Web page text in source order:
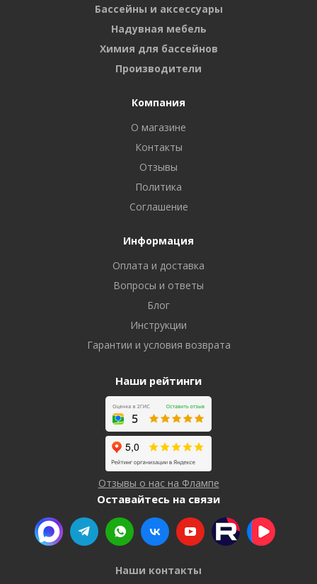
Бассейны и аксессуары
Надувная мебель
Химия для бассейнов
Производители
Компания
О магазине
Контакты
Отзывы
Политика
Соглашение
Информация
Оплата и доставка
Вопросы и ответы
Блог
Инструкции
Гарантии и условия возврата
Наши рейтинги
Отзывы о нас на Флампе
Оставайтесь на связи
Наши контакты